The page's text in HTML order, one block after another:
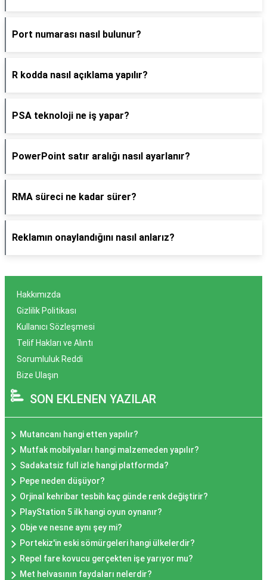
Port numarası nasıl bulunur?
R kodda nasıl açıklama yapılır?
PSA teknoloji ne iş yapar?
PowerPoint satır aralığı nasıl ayarlanır?
RMA süreci ne kadar sürer?
Reklamın onaylandığını nasıl anlarız?
Hakkımızda
Gizlilik Politikası
Kullanıcı Sözleşmesi
Telif Hakları ve Alıntı
Sorumluluk Reddi
Bize Ulaşın
SON EKLENEN YAZILAR
Mutancanı hangi etten yapılır?
Mutfak mobilyaları hangi malzemeden yapılır?
Sadakatsiz full izle hangi platformda?
Pepe neden düşüyor?
Orjinal kehribar tesbih kaç günde renk değiştirir?
PlayStation 5 ilk hangi oyun oynanır?
Obje ve nesne aynı şey mi?
Portekiz'in eski sömürgeleri hangi ülkelerdir?
Repel fare kovucu gerçekten işe yarıyor mu?
Met helvasının faydaları nelerdir?